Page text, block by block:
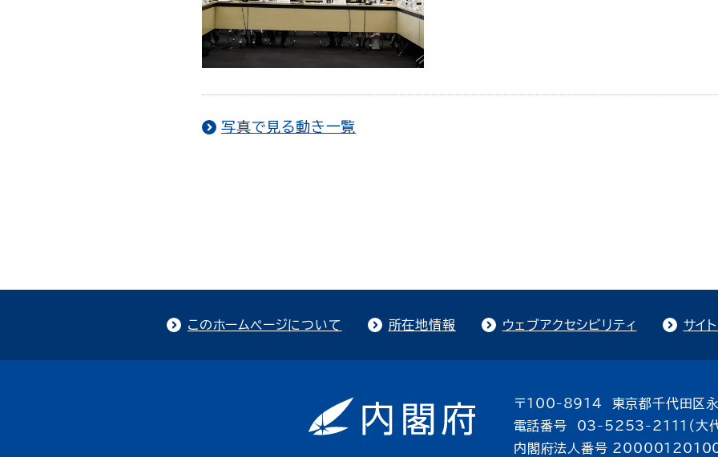
写真で見る動き一覧
このホームページについて 所在地情報 ウェブアクセシビリティ サイ
〒100-8914 東京都千代田区
電話番号 03-5253-2111（大代
内閣府法人番号